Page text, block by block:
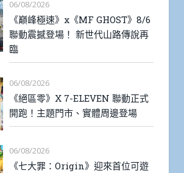
06/08/2026
《巔峰極速》x《MF GHOST》8/6
聯動震撼登場！ 新世代山路傳說再
臨
06/08/2026
《絕區零》X 7-ELEVEN 聯動正式
開跑！主題門市、實體周邊登場
06/08/2026
《七大罪：Origin》迎來首位可遊